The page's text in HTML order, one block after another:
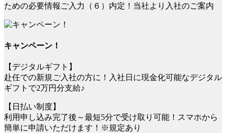
ための必要情報ご入力（６）内定！当社より入社のご案内
キャンペーン！
【デジタルギフト】
赴任での新規ご入社の方に！入社日に現金化可能なデジタル
ギフトで2万円分支給♪
【日払い制度】
利用申し込み完了後～最短5分で受け取り可能！スマホから
簡単に申請いただけます！※規定あり